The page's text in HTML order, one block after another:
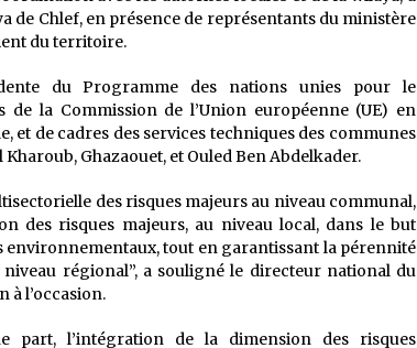
de Chlef, en présence de représentants du ministère
du territoire.
du Programme des nations unies pour le
de la Commission de l’Union européenne (UE) en
de cadres des services techniques des communes
Ghazaouet, et Ouled Ben Abdelkader.
des risques majeurs au niveau communal,
des risques majeurs, au niveau local, dans le but
environnementaux, tout en garantissant la pérennité
régional”, a souligné le directeur national du
à l’occasion.
part, l’intégration de la dimension des risques